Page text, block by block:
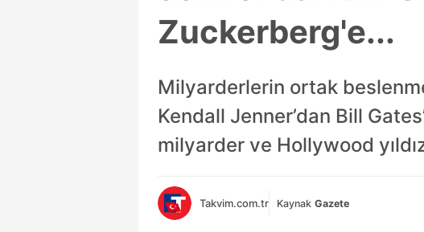
Zuckerberg'e...
Milyarderlerin ortak
Kendall Jenner’dan Bill
milyarder ve Hollywood
Takvim.com.tr Kaynak Gazete